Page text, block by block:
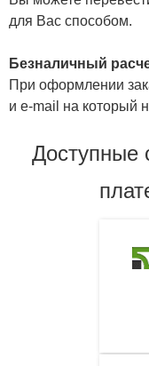
для Вас способом.
Безналичный
При оформлении
и e-mail на который
Доступные